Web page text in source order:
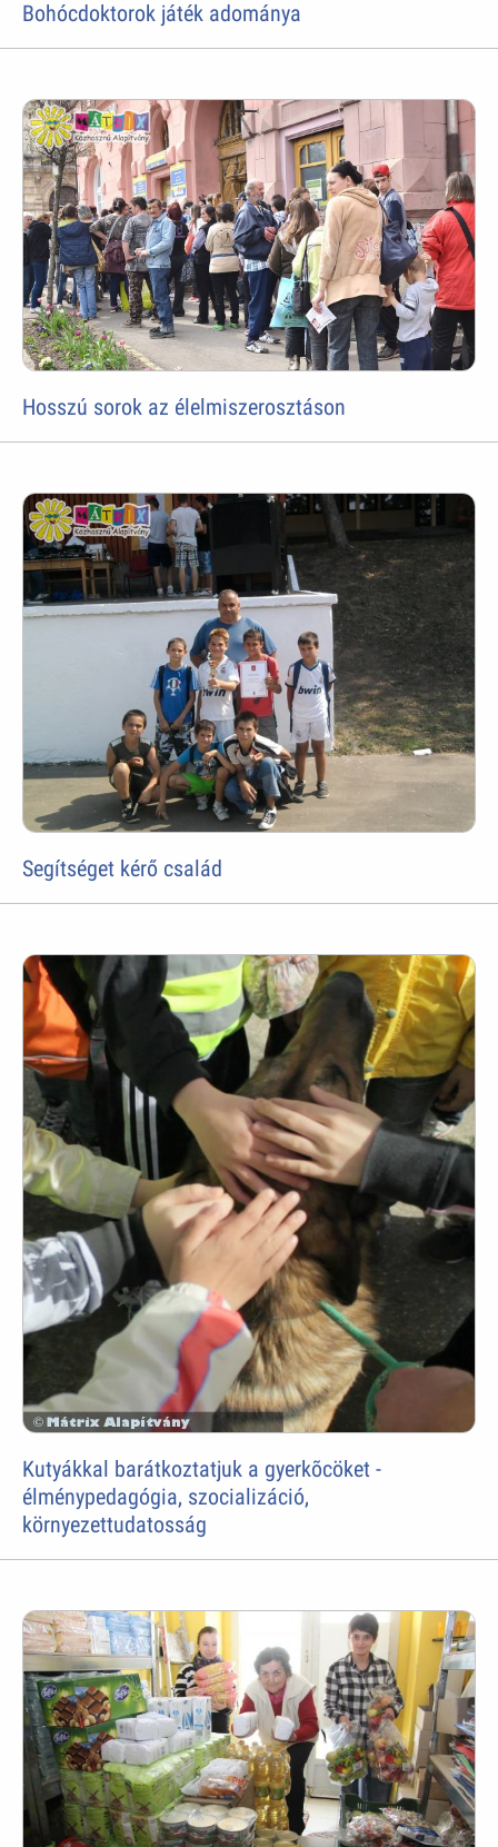
Bohócdoktorok játék adománya
Hosszú sorok az élelmiszerosztáson
Segítséget kérő család
Kutyákkal barátkoztatjuk a gyerkõcöket -
élménypedagógia, szocializáció,
környezettudatosság